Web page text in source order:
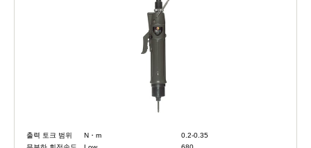
출력 토크 범위
N・m
0.2-0.35